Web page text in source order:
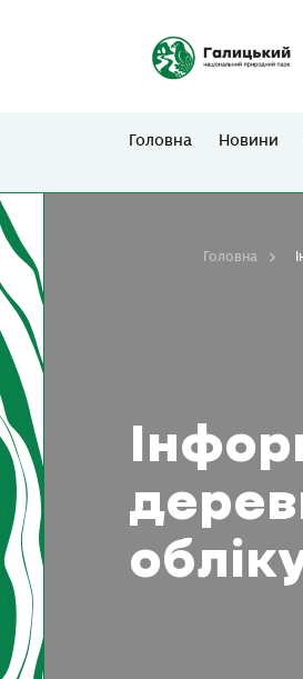
Головна Новини
Головна